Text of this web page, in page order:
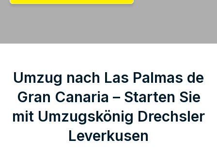
Umzug nach Las Palmas de
Gran Canaria – Starten Sie
mit Umzugskönig Drechsler
Leverkusen